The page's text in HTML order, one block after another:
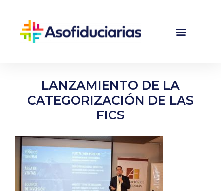
LANZAMIENTO DE LA
CATEGORIZACIÓN DE LAS
FICS